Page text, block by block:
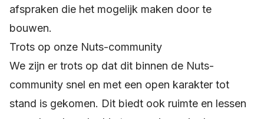
afspraken die het mogelijk maken door te
bouwen.
Trots op onze Nuts-community
We zijn er trots op dat dit binnen de Nuts-
community snel en met een open karakter tot
stand is gekomen. Dit biedt ook ruimte en lessen